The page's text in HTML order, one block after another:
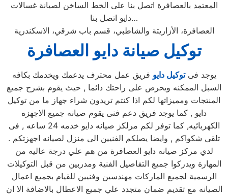
المعتمد بالعصافرة اتصل بنا على الخط الساخن لصيانة غسالات
دايو اتصل بنا…
العصافرة، الأزاريتة والشاطبي، قسم باب شرقي، الاسكندرية
توكيل صيانة دايو العصافرة
يوجد فىتوكيل دايو فريق عمل محترف يدعمك ويخدمك بكافه
السبل الممكنه ويحرص على راحتك دائما , حيث يقوم بشرح جميع
المنتجات ومميزاتها لكم اذا كنتم تريدون شراء جهاز ما من توكيل
دايو , كما يوجد فريق دعم فنى يقوم صيانه جميع الاجهزه
الكهربائيه, كما توفر لكم مرلكز صيانه دايو خدمه 24 ساعه , فى
تلقى شكواكم , وايضا يصلكم الفنيين الى منزل لصيانه اجهزتكم .
لدي مركز صيانه دايو العصافرة من هم علي درجة عاليه من
المهارة ويدركوا جميع التفاصيل الفنية ومدربين من قبل التوكيلات
الرسمية لجميع الماركات مهندسين وفنيين للقيام بجميع اعمال
الصيانه مع تقديم ضمان متجدد علي جميع الاعطال بالاضافة الا ان